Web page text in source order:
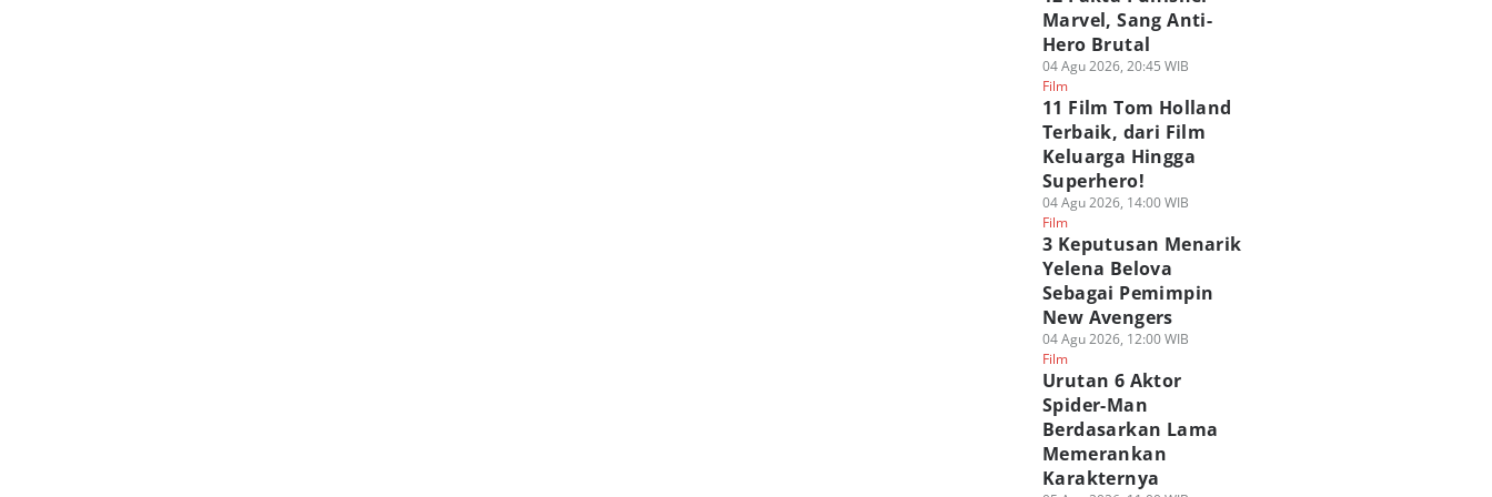
Marvel, Sang Anti-
Hero Brutal
04 Agu 2026, 20:45 WIB
Film
11 Film Tom Holland
Terbaik, dari Film
Keluarga Hingga
Superhero!
04 Agu 2026, 14:00 WIB
Film
3 Keputusan Menarik
Yelena Belova
Sebagai Pemimpin
New Avengers
04 Agu 2026, 12:00 WIB
Film
Urutan 6 Aktor
Spider-Man
Berdasarkan Lama
Memerankan
Karakternya